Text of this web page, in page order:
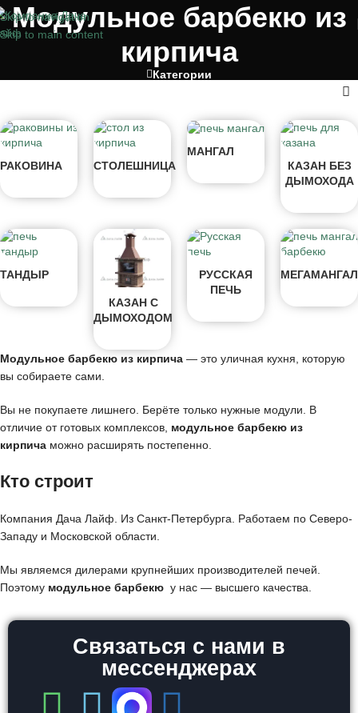
Skip to navigation
Skip to main content
Модульное барбекю из
кирпича
Категории
РАКОВИНА СТОЛЕШНИЦА
МАНГАЛ
КАЗАН БЕЗ
ДЫМОХОДА
ТАНДЫР
КАЗАН С
ДЫМОХОДОМ
РУССКАЯ
ПЕЧЬ
МЕГАМАНГАЛ
Модульное барбекю из кирпича — это уличная кухня, которую
вы собираете сами.
Вы не покупаете лишнего. Берёте только нужные модули. В
отличие от готовых комплексов, модульное барбекю из
кирпича можно расширять постепенно.
Кто строит
Компания Дача Лайф. Из Санкт-Петербурга. Работаем по Северо-
Западу и Московской области.
Мы являемся дилерами крупнейших производителей печей.
Поэтому модульное барбекю у нас — высшего качества.
Связаться с нами в
мессенджерах